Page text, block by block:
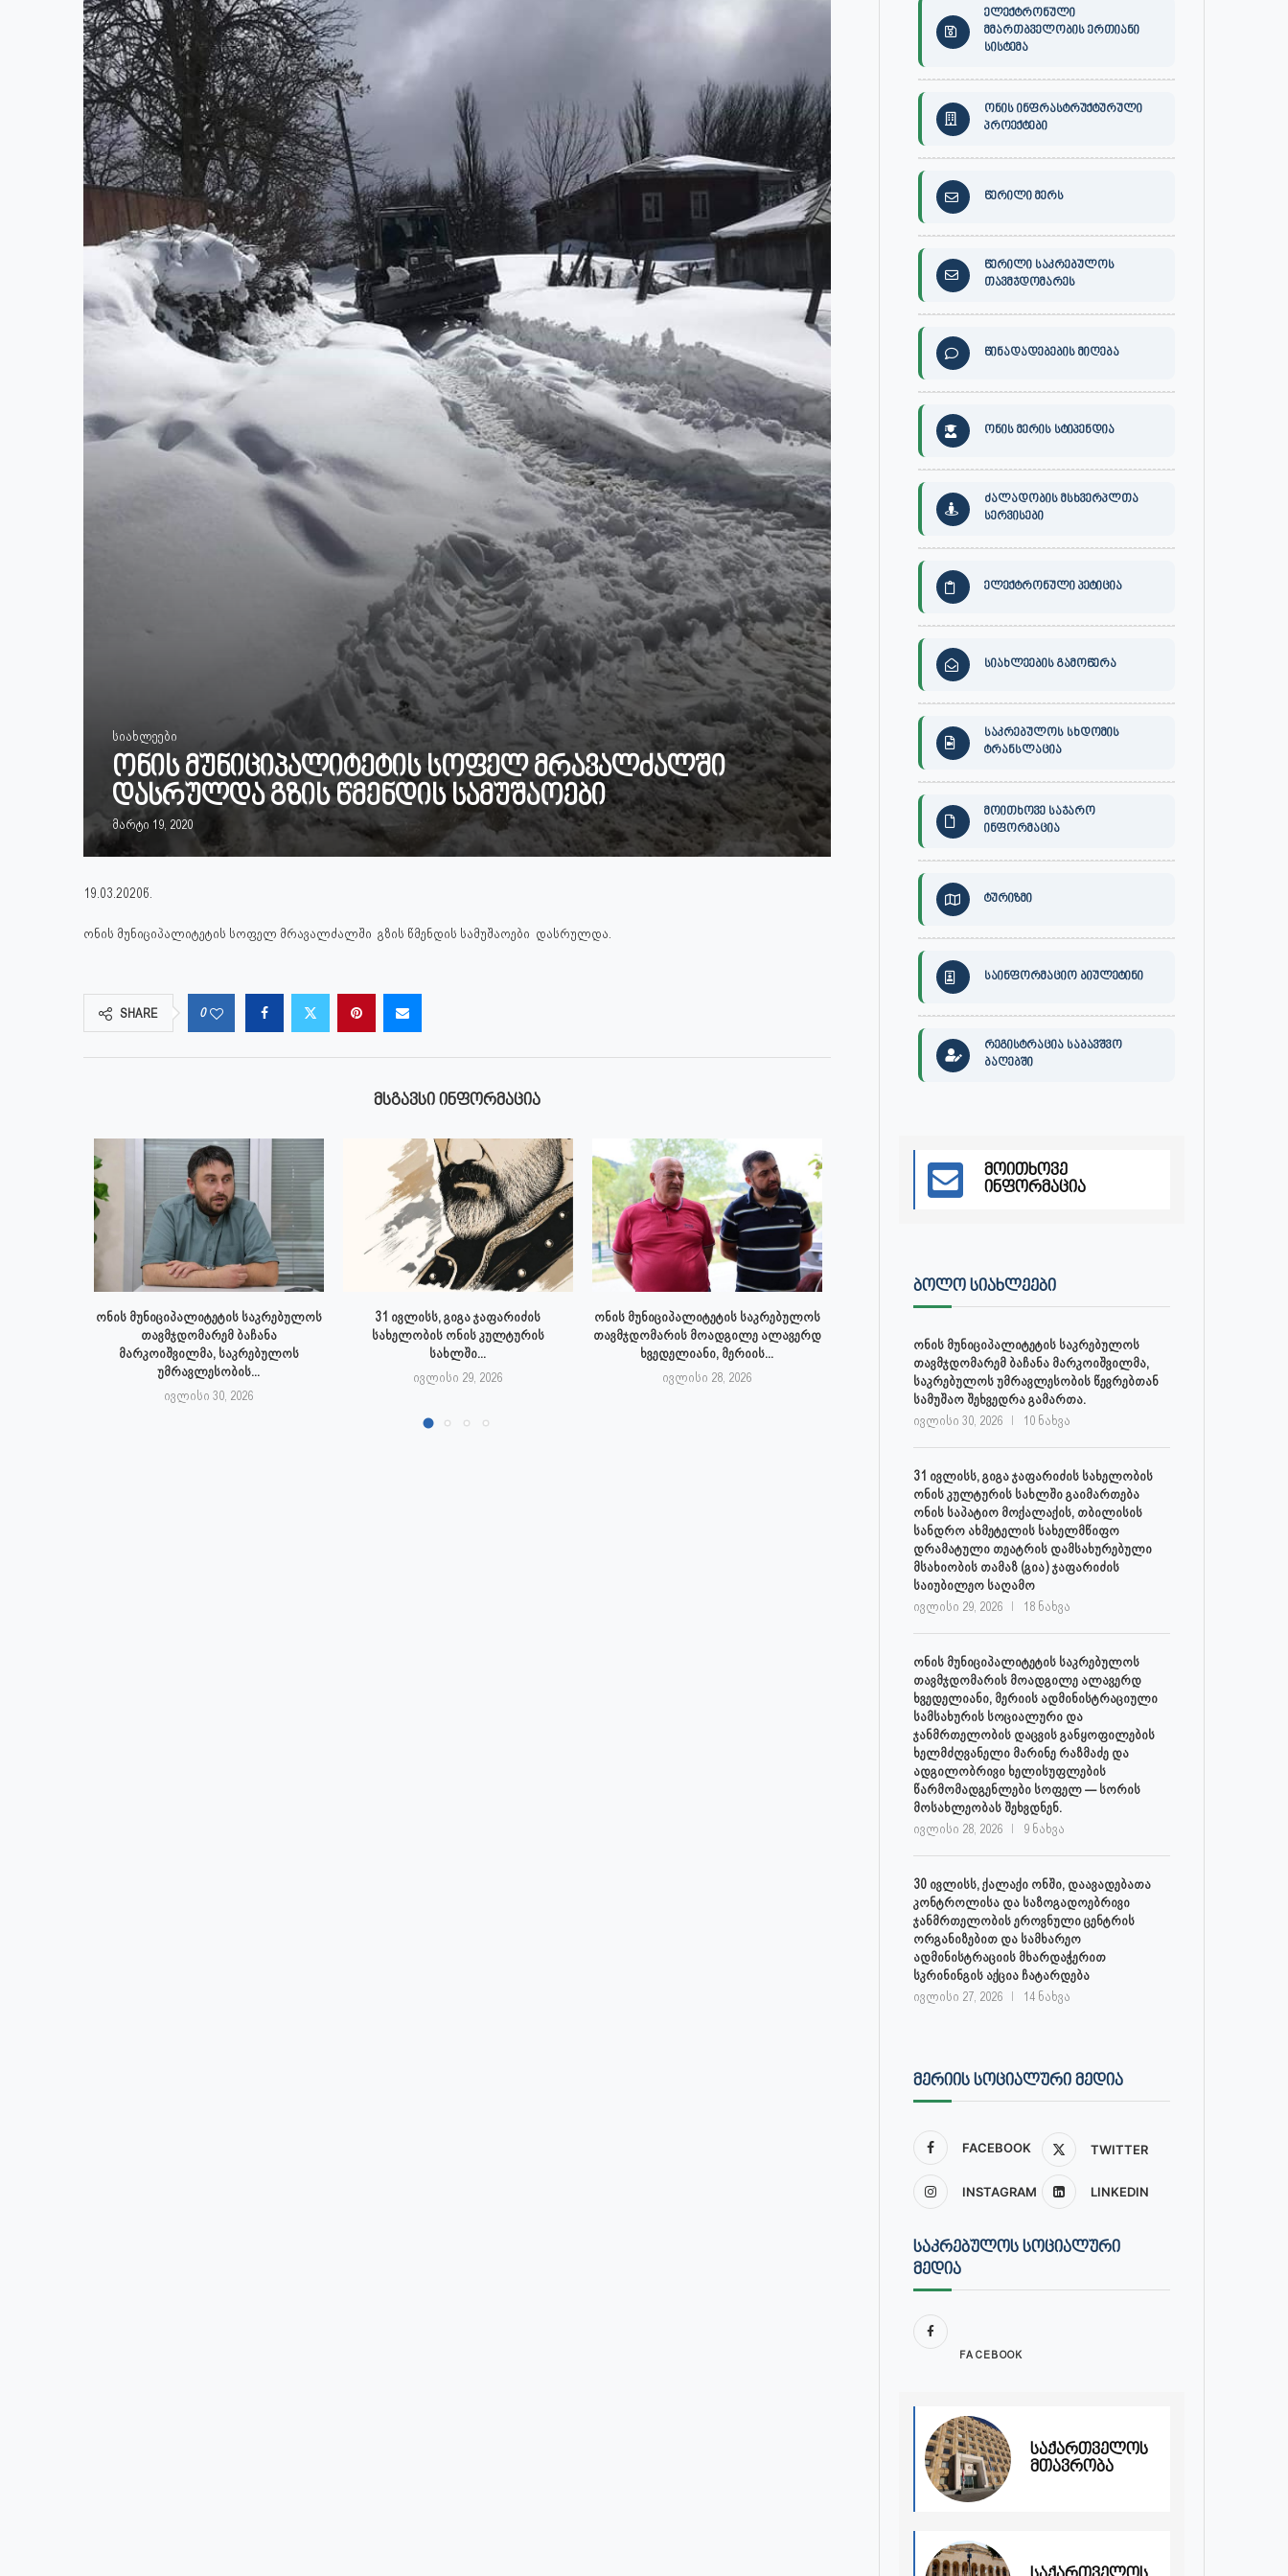
სიახლეები
ონის მუნიციპალიტეტის სოფელ მრავალძალში
დასრულდა გზის წმენდის სამუშაოები
მარტი 19, 2020
19.03.2020წ.
ონის მუნიციპალიტეტის სოფელ მრავალძალში გზის წმენდის სამუშაოები დასრულდა.
SHARE 0
ᲛᲡᲒᲐᲕᲡᲘ ᲘᲜᲤᲝᲠᲛᲐᲪᲘᲐ
ონის მუნიციპალიტეტის საკრებულოს
თავმჯდომარემ ბაჩანა
მარკოიშვილმა, საკრებულოს
უმრავლესობის...
ივლისი 30, 2026
31 ივლისს, გიგა ჯაფარიძის
სახელობის ონის კულტურის
სახლში...
ივლისი 29, 2026
ონის მუნიციპალიტეტის საკრებულოს
თავმჯდომარის მოადგილე ალავერდ
ხვედელიანი, მერიის...
ივლისი 28, 2026
დაავადებათა კონტროლისა და
საზოგადოებრივი...
ივლისი 27, 2026
ლობჟანიძემ სამუშაო
ელექტრონული
მმართბველობის ერთიანი
სისტემა
ონის ინფრასტრუქტურული
პროექტები
წერილი მერს
წერილი საკრებულოს
თავმჯდომარეს
წინადადებების მიღება
ონის მერის სტიპენდია
ძალადობის მსხვერპლთა
სერვისები
ელექტრონული პეტიცია
სიახლეების გამოწერა
საკრებულოს სხდომის
ტრანსლაცია
მოითხოვე საჯარო
ინფორმაცია
ტურიზმი
საინფორმაციო ბიულეტინი
რეგისტრაცია საბავშვო
ბაღებში
მოითხოვე
ინფორმაცია
ᲑᲝᲚᲝ ᲡᲘᲐᲮᲚᲔᲔᲑᲘ
ონის მუნიციპალიტეტის საკრებულოს
თავმჯდომარემ ბაჩანა მარკოიშვილმა,
საკრებულოს უმრავლესობის წევრებთან
სამუშაო შეხვედრა გამართა.
ივლისი 30, 2026 10 ნახვა
31 ივლისს, გიგა ჯაფარიძის სახელობის
ონის კულტურის სახლში გაიმართება
ონის საპატიო მოქალაქის, თბილისის
სანდრო ახმეტელის სახელმწიფო
დრამატული თეატრის დამსახურებული
მსახიობის თამაზ (გია) ჯაფარიძის
საიუბილეო საღამო
ივლისი 29, 2026 18 ნახვა
ონის მუნიციპალიტეტის საკრებულოს
თავმჯდომარის მოადგილე ალავერდ
ხვედელიანი, მერიის ადმინისტრაციული
სამსახურის სოციალური და
ჯანმრთელობის დაცვის განყოფილების
ხელმძღვანელი მარინე რაზმაძე და
ადგილობრივი ხელისუფლების
წარმომადგენლები სოფელ — სორის
მოსახლეობას შეხვდნენ.
ივლისი 28, 2026 9 ნახვა
30 ივლისს, ქალაქი ონში, დაავადებათა
კონტროლისა და საზოგადოებრივი
ჯანმრთელობის ეროვნული ცენტრის
ორგანიზებით და სამხარეო
ადმინისტრაციის მხარდაჭერით
სკრინინგის აქცია ჩატარდება
ივლისი 27, 2026 14 ნახვა
ᲛᲔᲠᲘᲘᲡ ᲡᲝᲪᲘᲐᲚᲣᲠᲘ ᲛᲔᲓᲘᲐ
FACEBOOK TWITTER
INSTAGRAM LINKEDIN
ᲡᲐᲙᲠᲔᲑᲣᲚᲝᲡ ᲡᲝᲪᲘᲐᲚᲣᲠᲘ
ᲛᲔᲓᲘᲐ
FACEBOOK
საქართველოს
მთავრობა